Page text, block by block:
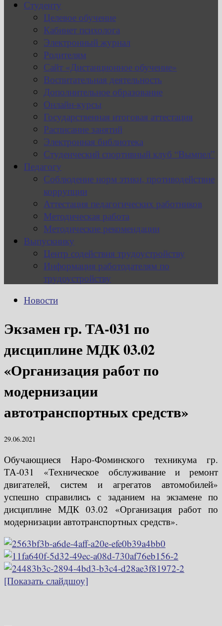
Студенту
Целевое обучение
Кабинет психолога
Электронный журнал
Родителям
Сайт «Дистанционное обучение»
Воспитательная деятельность
Дополнительное образование
Онлайн-курсы
Государственная итоговая аттестация
Расписание занятий
Электронная библиотека
Студенческий спортивный клуб “Вымпел”
Педагогу
Соблюдение норм этики, противодействие
коррупции
Аттестация педагогических работников
Методическая работа
Методические рекомендации
Выпускнику
Центр содействия трудоустройству
Информация работодателям по
трудоустройству
Новости
Экзамен гр. ТА-031 по
дисциплине МДК 03.02
«Организация работ по
модернизации
автотранспортных средств»
29.06.2021
Обучающиеся Наро-Фоминского техникума гр.
ТА-031 «Техническое обслуживание и ремонт
двигателей, систем и агрегатов автомобилей»
успешно справились с заданием на экзамене по
дисциплине МДК 03.02 «Организация работ по
модернизации автотранспортных средств».
[Показать слайдшоу]